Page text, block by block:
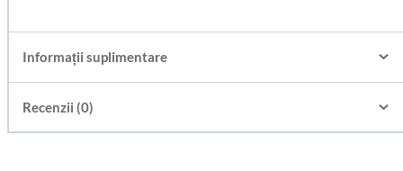
Informații suplimentare
Recenzii (0)